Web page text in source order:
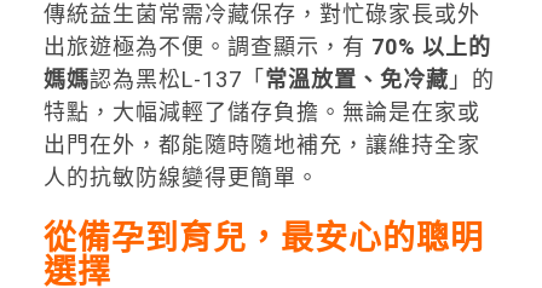
傳統益生菌常需冷藏保存，對忙碌家長或外
出旅遊極為不便。調查顯示，有 70% 以上的
媽媽認為黑松L-137「 常溫放置、免冷藏 」的
特點，大幅減輕了儲存負擔。無論是在家或
出門在外，都能隨時隨地補充，讓維持全家
人的抗敏防線變得更簡單。
從備孕到育兒，最安心的聰明
選擇